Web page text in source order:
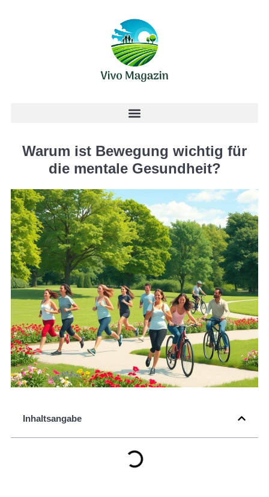
Warum ist Bewegung wichtig für
die mentale Gesundheit?
Inhaltsangabe